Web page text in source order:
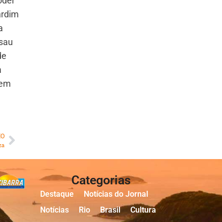
Categorias
Destaque
Notícias do Jornal
Notícias
Rio Brasil
Cultura